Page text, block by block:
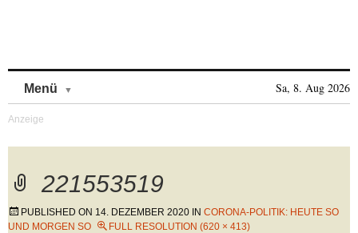
Menü Sa, 8. Aug 2026
221553519
PUBLISHED ON 14. DEZEMBER 2020 IN CORONA-POLITIK: HEUTE SO
UND MORGEN SO
FULL RESOLUTION (620 × 413)